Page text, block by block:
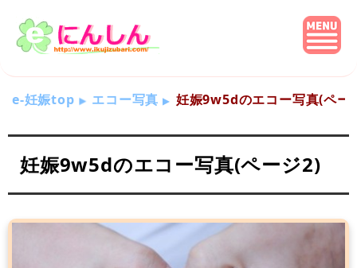
e-妊娠top エコー写真 妊娠9w5dのエコー写真(ペー
妊娠9w5dのエコー写真(ページ2)